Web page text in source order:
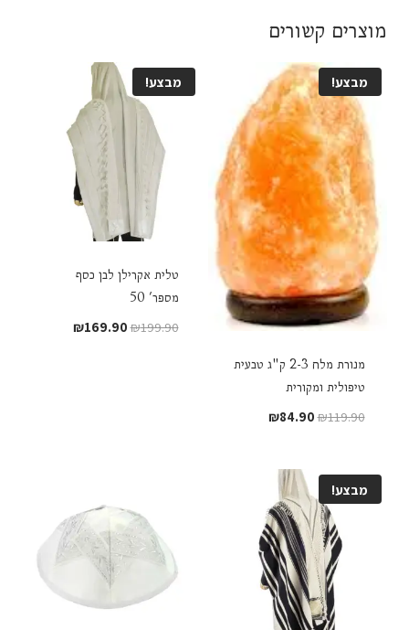
מוצרים קשורים
מבצע!
מנורת מלח 2-3 ק"ג טבעית
טיפולית ומקורית
₪119.90
המחיר
₪119.90.
₪84.90 המחיר
מבצע!
טלית אקרילן לבן כסף
מספר' 50
₪199.90
המחיר
₪169.90 המחיר
מבצע!